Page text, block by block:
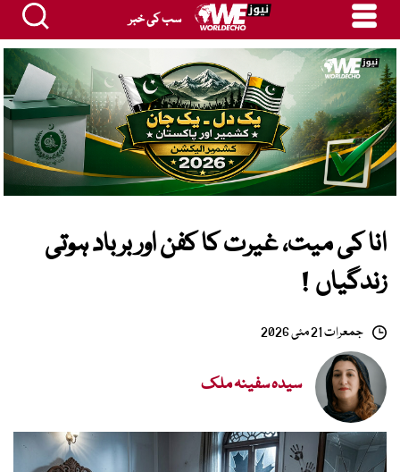
سب کی خبر
انا کی میت، غیرت کا کفن اور برباد ہوتی
زندگیاں !
جمعرات 21 مئی 2026
سیدہ سفینہ ملک